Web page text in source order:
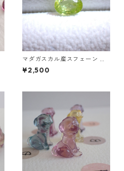
マダガスカル産スフェーン オ
ーバルカットルース 0.86ct 6.
7mm*4.8mm*2.8mm
¥2,500